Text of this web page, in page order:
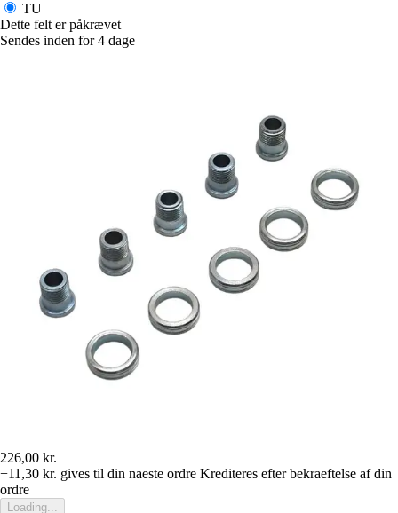
TU
Dette felt er påkrævet
Sendes inden for 4 dage
226,00 kr.
+11,30 kr. gives til din naeste ordre Krediteres efter bekraeftelse af din
ordre
Loading...